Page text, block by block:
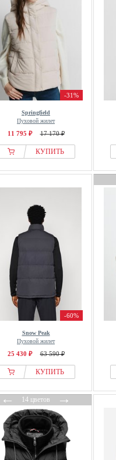
-31%
Springfield
Пуховой жилет
11 795 ₽ 17 170 ₽
КУПИТЬ
-60%
Snow Peak
Пуховой жилет
25 430 ₽ 63 590 ₽
КУПИТЬ
←14 цветов→